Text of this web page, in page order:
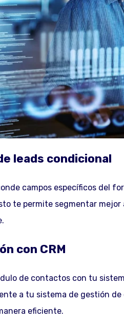
leads condicional
campos específicos del
te permite segmentar
con CRM
de contactos con tu
a tu sistema de gestión
eficiente.